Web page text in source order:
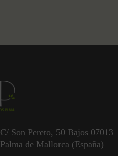
C/ Son Pereto, 50 Bajos 07013
Palma de Mallorca (España)